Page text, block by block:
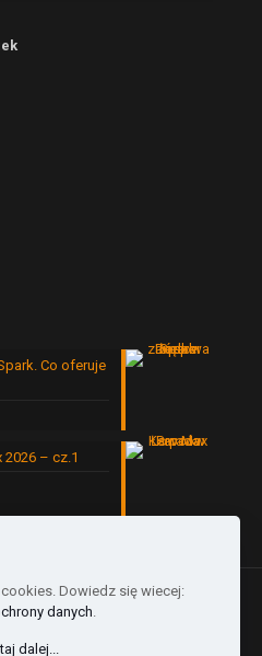
Co oferuje
2026 – cz.1
Dowiedz się wiecej:
danych.
dalej...